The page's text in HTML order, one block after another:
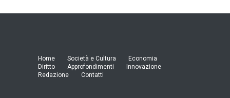
Model Expo Italy 2025 a
21:25, 04/03/26
Verona Domani, aumenta il
Home Società e Cultura
Economia
Diritto
Approfondimenti
Innovazione
Redazione
Contatti